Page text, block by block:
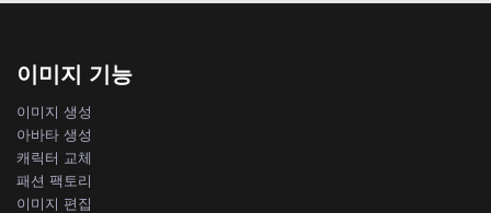
이미지 기능
이미지 생성
아바타 생성
캐릭터 교체
패션 팩토리
이미지 편집